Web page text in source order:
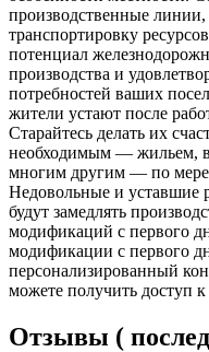
производственные
транспортировку
потенциал
производства и
потребностей ваших
жители устают после
Старайтесь делать их
необходимым — жильем,
многим другим — по мере
Недовольные и уставшие
будут замедлять
модификаций с первого
модификации с первого
персонализированный
можете получить доступ
Отзывы (